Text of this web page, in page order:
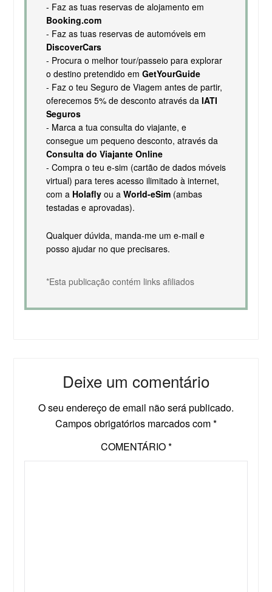
- Faz as tuas reservas de alojamento em
Booking.com
- Faz as tuas reservas de automóveis em
DiscoverCars
- Procura o melhor tour/passeio para explorar
o destino pretendido em GetYourGuide
- Faz o teu Seguro de Viagem antes de partir,
oferecemos 5% de desconto através da IATI
Seguros
- Marca a tua consulta do viajante, e
consegue um pequeno desconto, através da
Consulta do Viajante Online
- Compra o teu e-sim (cartão de dados móveis
virtual) para teres acesso ilimitado à internet,
com a Holaflyou a World-eSim(ambas
testadas e aprovadas).
Qualquer dúvida, manda-me um e-mail e
posso ajudar no que precisares.
*Esta publicação contém links afiliados
Deixe um comentário
O seu endereço de email não será publicado.
Campos obrigatórios marcados com*
COMENTÁRIO*